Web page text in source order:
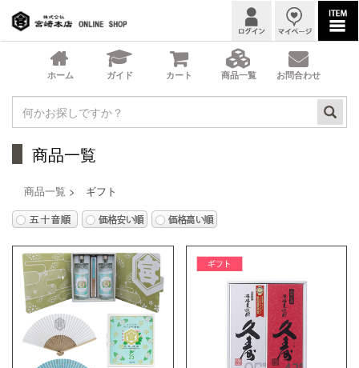
商品一覧
商品一覧 > ギフト